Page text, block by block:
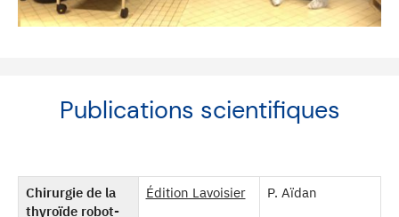
Publications scientifiques
Chirurgie de la
thyroïde robot-
Édition Lavoisier P. Aïdan